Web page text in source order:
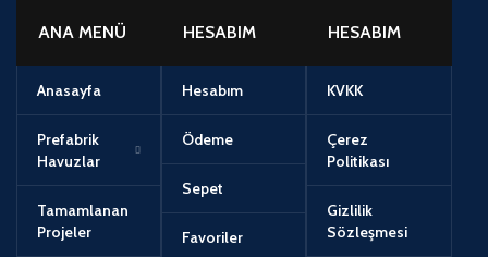
ANA MENÜ
Anasayfa
Prefabrik
Havuzlar
Tamamlanan
Projeler
HESABIM
Hesabım
Ödeme
Sepet
Favoriler
HESABIM
KVKK
Çerez
Politikası
Gizlilik
Sözleşmesi